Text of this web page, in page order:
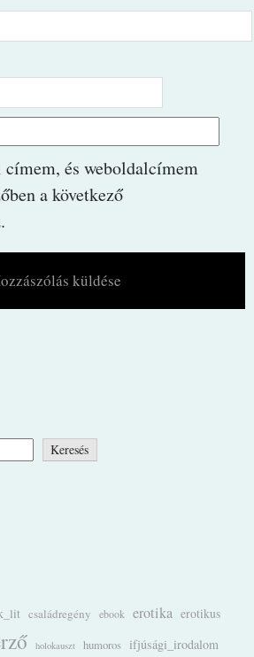
és weboldalcímem
a következő
Keresés
családregény ebook erotika erotikus
holokauszt humoros ifjúsági_irodalom